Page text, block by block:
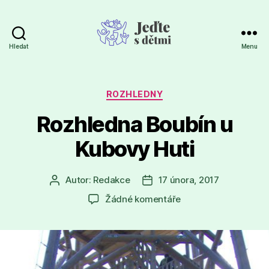
Hledat Menu
Rubriky
ROZHLEDNY
Rozhledna Boubín u
Kubovy Huti
Autor
příspěvku
Autor: Redakce
Datum
příspěvku
17 února, 2017
Žádné komentářeu
názvem
Rozhledna
Boubín